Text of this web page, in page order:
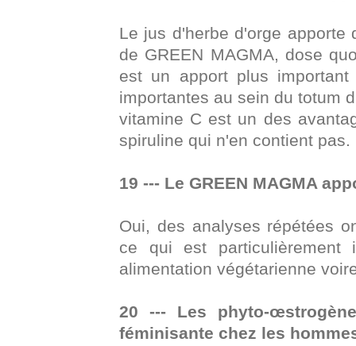
Le jus d'herbe d'orge
de GREEN MAGMA, dose
est un apport plus
importantes au sein du totum
vitamine C est un des
spiruline qui n'en contient pas.
19 --- Le GREEN MAGMA
Oui, des analyses répétées
ce qui est
alimentation végétarienne
20 --- Les phyto-
féminisante chez les